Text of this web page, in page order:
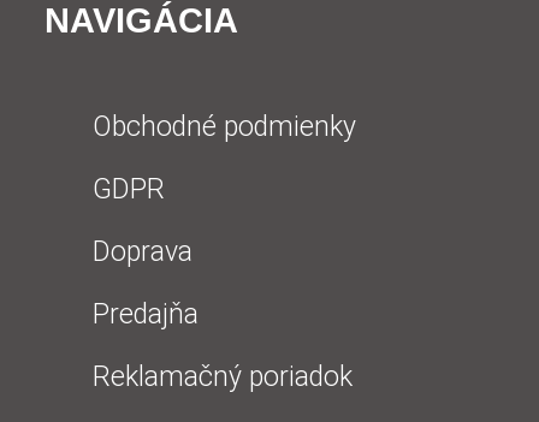
NAVIGÁCIA
Obchodné podmienky
GDPR
Doprava
Predajňa
Reklamačný poriadok